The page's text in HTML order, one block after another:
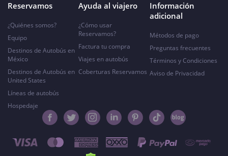
Reservamos
¿Quiénes somos?
Equipo
Destinos de Autobús en
México
Destinos de Autobús en
United States
Líneas de autobús
Hospedaje
Ayuda al viajero
¿Cómo usar
Reservamos?
Factura tu compra
Viajes en autobús
Coberturas Reservamos
Información
adicional
Métodos de pago
Preguntas frecuentes
Términos y Condiciones
Aviso de Privacidad